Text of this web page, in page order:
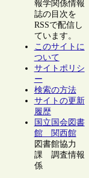
報学関係情報
誌の目次を
RSSで配信し
ています。
このサイトに
ついて
サイトポリシ
ー
検索の方法
サイトの更新
履歴
国立国会図書
館 関西館
図書館協力
課 調査情報
係